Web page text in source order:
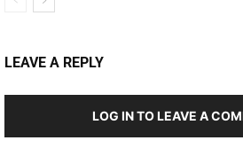
LEAVE A REPLY
LOG IN TO LEAVE A